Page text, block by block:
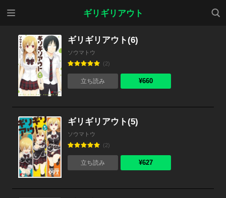
ギリギリアウト
検索
ギリギリアウト(6)
ソウマトウ
(2)
立ち読み ¥660
ギリギリアウト(5)
ソウマトウ
(2)
立ち読み ¥627